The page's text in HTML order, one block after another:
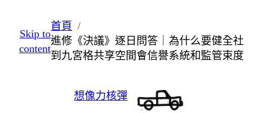
至
主
Skip to
content
首頁
進修《決議》逐日問答｜為什么要健全社
到九宮格共享空間會信譽系統和監管束度
想像力核彈